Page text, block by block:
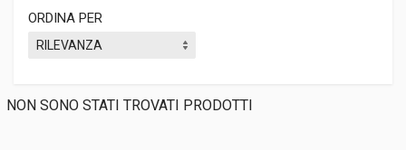
ORDINA PER
NON SONO STATI TROVATI PRODOTTI